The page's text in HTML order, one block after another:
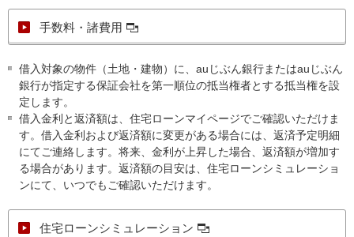
手数料・諸費用
借入対象の物件（土地・建物）に、auじぶん銀行またはauじぶん
銀行が指定する保証会社を第一順位の抵当権者とする抵当権を設
定します。
借入金利と返済額は、住宅ローンマイページでご確認いただけま
す。借入金利および返済額に変更がある場合には、返済予定明細
にてご連絡します。将来、金利が上昇した場合、返済額が増加す
る場合があります。返済額の目安は、住宅ローンシミュレーショ
ンにて、いつでもご確認いただけます。
住宅ローンシミュレーション